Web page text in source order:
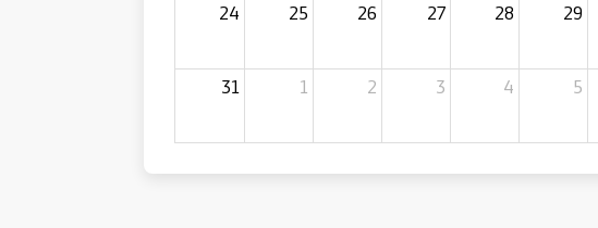
24 25 26 27 28 29
31 1 2 3 4 5